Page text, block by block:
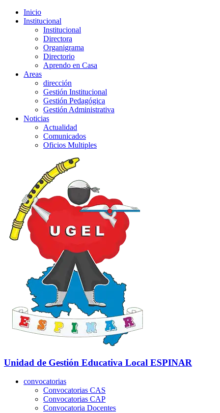
Inicio
Institucional
Institucional
Directora
Organigrama
Directorio
Aprendo en Casa
Areas
dirección
Gestión Institucional
Gestión Pedagógica
Gestión Administrativa
Noticias
Actualidad
Comunicados
Oficios Multiples
Unidad de Gestión Educativa Local ESPINAR
convocatorias
Convocatorias CAS
Convocatorias CAP
Convocatoria Docentes